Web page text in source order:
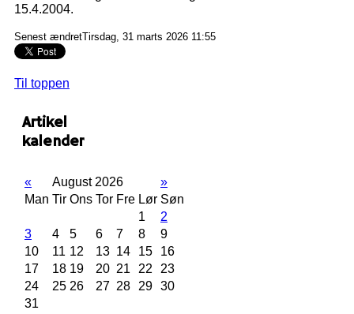
15.4.2004.
Senest ændretTirsdag, 31 marts 2026 11:55
Til toppen
Artikel
kalender
« August 2026
»
Man Tir Ons Tor Fre Lør Søn
1
2
3
4 5 6 7 8
9
10
11 12 13 14 15
16
17
18 19 20 21 22
23
24
25 26 27 28 29 30
31